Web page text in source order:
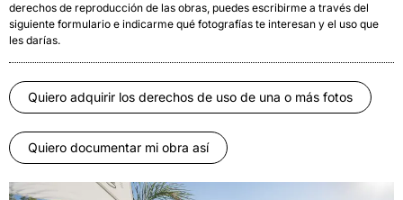
derechos de reproducción de las obras, puedes escribirme a través del
siguiente formulario e indicarme qué fotografías te interesan y el uso que
les darías.
Quiero adquirir los derechos de uso de una o más fotos
Quiero documentar mi obra así